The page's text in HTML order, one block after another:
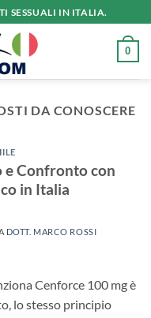
SESSUALI IN ITALIA.
0
DA CONOSCERE
e Confronto con
in Italia
DOTT. MARCO ROSSI
Cenforce 100 mg è
lo stesso principio